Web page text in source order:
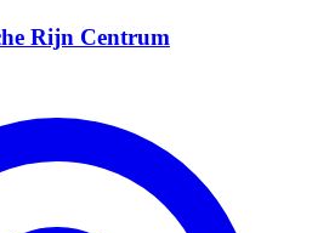
Rijn Centrum